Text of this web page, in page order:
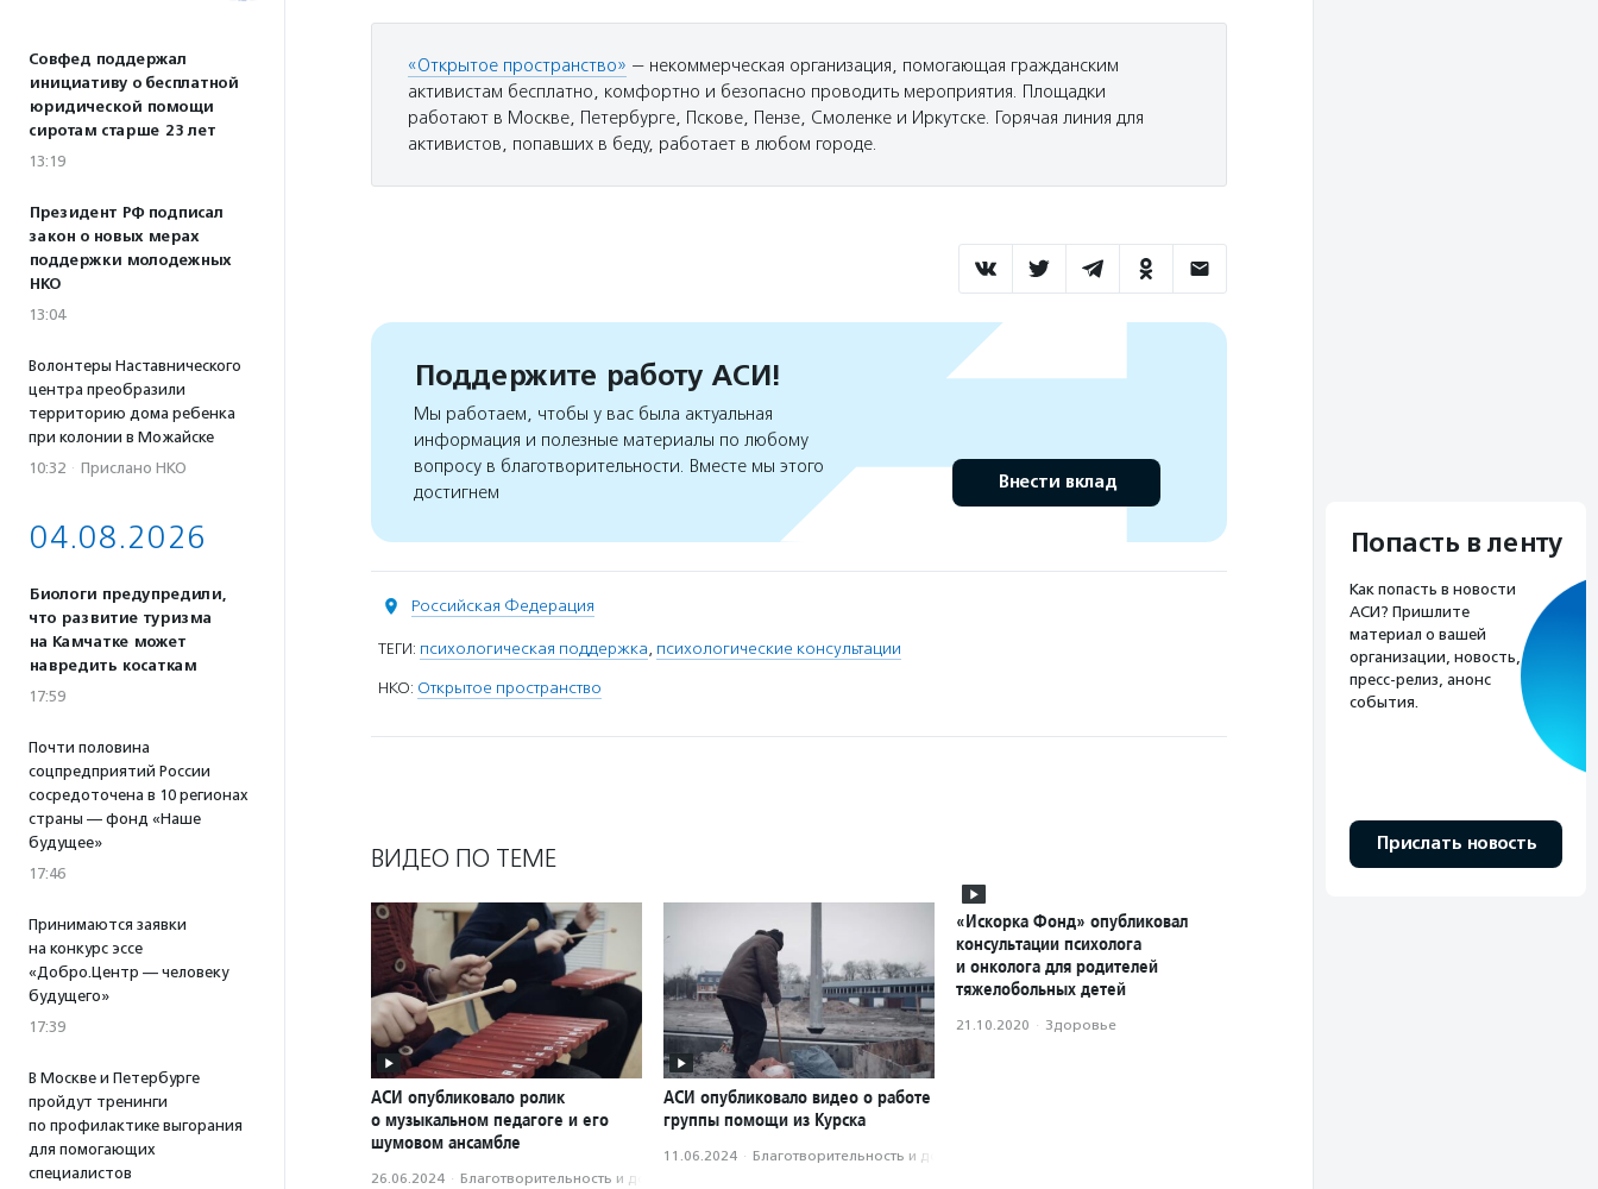
Совфед поддержал
инициативу о бесплатной
юридической помощи
сиротам старше 23 лет
13:19
Президент РФ подписал
закон о новых мерах
поддержки молодежных
НКО
13:04
Волонтеры Наставнического
центра преобразили
территорию дома ребенка
при колонии в Можайске
10:32 · Прислано НКО
04.08.2026
Биологи предупредили,
что развитие туризма
на Камчатке может
навредить косаткам
17:59
Почти половина
соцпредприятий России
сосредоточена в 10 регионах
страны — фонд «Наше
будущее»
17:46
Принимаются заявки
на конкурс эссе
«Добро.Центр — человеку
будущего»
17:39
В Москве и Петербурге
пройдут тренинги
по профилактике выгорания
для помогающих
специалистов
«Открытое пространство» — некоммерческая организация, помогающая гражданским
активистам бесплатно, комфортно и безопасно проводить мероприятия. Площадки
работают в Москве, Петербурге, Пскове, Пензе, Смоленке и Иркутске. Горячая линия для
активистов, попавших в беду, работает в любом городе.
Поддержите работу АСИ!
Мы работаем, чтобы у вас была актуальная
информация и полезные материалы по любому
вопросу в благотворительности. Вместе мы этого
достигнем
Внести вклад
Российская Федерация
ТЕГИ: психологическая поддержка, психологические консультации
НКО: Открытое пространство
ВИДЕО ПО ТЕМЕ
АСИ опубликовало ролик
о музыкальном педагоге и его
шумовом ансамбле
26.06.2024 · Благотвори­тель­ность и доброволь­чест­во
АСИ опубликовало видео о работе
группы помощи из Курска
11.06.2024 · Благотвори­тель­ность и доброволь­чест­во
«Искорка Фонд» опубликовал
консультации психолога
и онколога для родителей
тяжелобольных детей
21.10.2020 · Здоровье
Попасть в ленту
Как попасть в новости
АСИ? Пришлите
материал о вашей
организации, новость,
пресс-релиз, анонс
события.
Прислать новость